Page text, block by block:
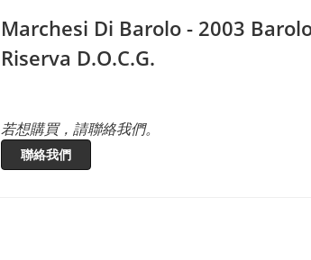
Marchesi Di Barolo - 2003
Riserva D.O.C.G.
若想購買，請聯絡我們。
聯絡我們